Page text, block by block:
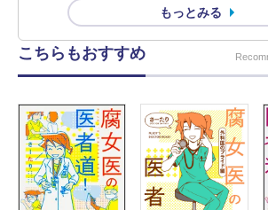
もっとみる
こちらもおすすめ